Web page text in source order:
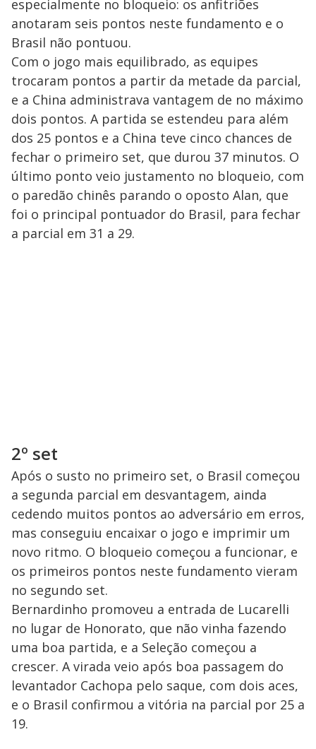
especialmente no bloqueio: os anfitriões
anotaram seis pontos neste fundamento e o
Brasil não pontuou.
Com o jogo mais equilibrado, as equipes
trocaram pontos a partir da metade da parcial,
e a China administrava vantagem de no máximo
dois pontos. A partida se estendeu para além
dos 25 pontos e a China teve cinco chances de
fechar o primeiro set, que durou 37 minutos. O
último ponto veio justamento no bloqueio, com
o paredão chinês parando o oposto Alan, que
foi o principal pontuador do Brasil, para fechar
a parcial em 31 a 29.
2º set
Após o susto no primeiro set, o Brasil começou
a segunda parcial em desvantagem, ainda
cedendo muitos pontos ao adversário em erros,
mas conseguiu encaixar o jogo e imprimir um
novo ritmo. O bloqueio começou a funcionar, e
os primeiros pontos neste fundamento vieram
no segundo set.
Bernardinho promoveu a entrada de Lucarelli
no lugar de Honorato, que não vinha fazendo
uma boa partida, e a Seleção começou a
crescer. A virada veio após boa passagem do
levantador Cachopa pelo saque, com dois aces,
e o Brasil confirmou a vitória na parcial por 25 a
19.